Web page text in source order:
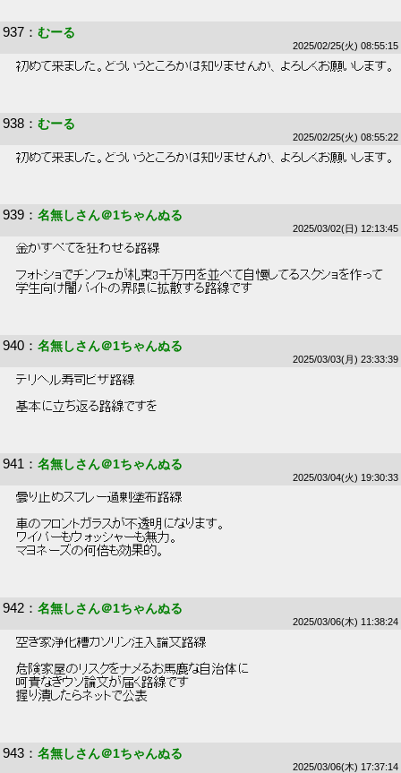
937 ： むーる
2025/02/25(火) 08:55:15
初めて来ました。どういうところかは知りませんが、よろしくお願いします。
938 ： むーる
2025/02/25(火) 08:55:22
初めて来ました。どういうところかは知りませんが、よろしくお願いします。
939 ： 名無しさん＠1ちゃんぬる
2025/03/02(日) 12:13:45
金がすべてを狂わせる路線
フォトショでチンフェが札束3千万円を並べて自慢してるスクショを作って
学生向け闇バイトの界隈に拡散する路線です
940 ： 名無しさん＠1ちゃんぬる
2025/03/03(月) 23:33:39
デリヘル寿司ピザ路線
基本に立ち返る路線ですを
941 ： 名無しさん＠1ちゃんぬる
2025/03/04(火) 19:30:33
曇り止めスプレー過剰塗布路線
車のフロントガラスが不透明になります。
ワイパーもウォッシャーも無力。
マヨネーズの何倍も効果的。
942 ： 名無しさん＠1ちゃんぬる
2025/03/06(木) 11:38:24
空き家浄化槽ガソリン注入論文路線
危険家屋のリスクをナメるお馬鹿な自治体に
呵責なきウソ論文が届く路線です
握り潰したらネットで公表
943 ： 名無しさん＠1ちゃんぬる
2025/03/06(木) 17:37:14